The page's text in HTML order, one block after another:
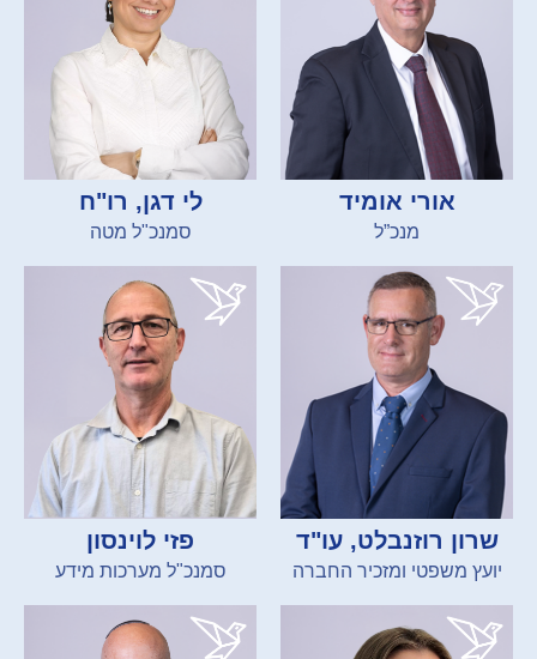
אורי אומיד
מנכ”ל
לי דגן, רו"ח
סמנכ"ל מטה
שרון רוזנבלט, עו"ד
יועץ משפטי ומזכיר החברה
פזי לוינסון
סמנכ"ל מערכות מידע